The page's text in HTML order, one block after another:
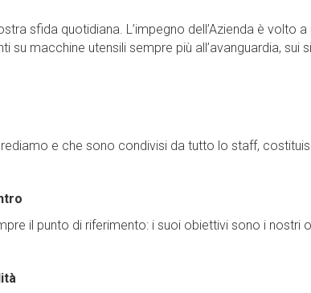
sfida quotidiana. L’impegno dell’Azienda è
su macchine utensili sempre più all’avanguardia,
e che sono condivisi da tutto lo staff,
il punto di riferimento: i suoi obiettivi sono i nostri